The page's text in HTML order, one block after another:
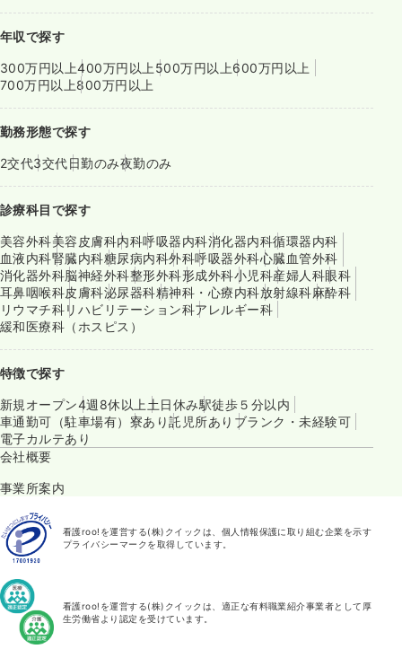
年収で探す
300万円以上400万円以上 500万円以上600万円以上
700万円以上800万円以上
勤務形態で探す
2交代3交代日勤のみ夜勤のみ
診療科目で探す
美容外科美容皮膚科内科呼吸器内科消化器内科循環器内科
血液内科腎臓内科糖尿病内科外科呼吸器外科心臓血管外科
消化器外科脳神経外科整形外科形成外科小児科産婦人科眼科
耳鼻咽喉科皮膚科泌尿器科精神科・心療内科放射線科麻酔科
リウマチ科リハビリテーション科アレルギー科
緩和医療科（ホスピス）
特徴で探す
新規オープン4週8休以上 土日休み駅徒歩５分以内
車通勤可（駐車場有） 寮あり託児所あり ブランク・未経験可
電子カルテあり
会社概要
事業所案内
看護roo!を運営する(株)クイックは、個人情報保護に取り組む企業を示す
プライバシーマークを取得しています。
看護roo!を運営する(株)クイックは、適正な有料職業紹介事業者として厚
生労働省より認定を受けています。